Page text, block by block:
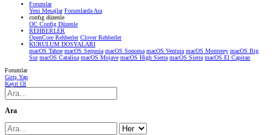
Forumlar
Yeni Mesajlar Forumlarda Ara
confıg düzenle
OC Config Düzenle
REHBERLER
OpenCore Rehberler Clover Rehberler
KURULUM DOSYALARI
macOS Tahoe macOS Sequoia macOS Sonoma macOS Ventura macOS Monterey macOS Big
Sur macOS Catalina macOS Mojave macOS High Sierra macOS Sierra macOS El Capitan
Forumlar
Giriş Yap
Kayıt Ol
Ara